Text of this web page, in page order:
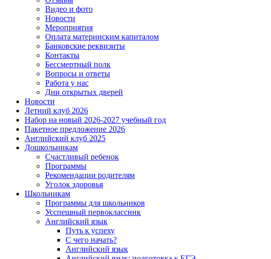
Видео и фото
Новости
Мероприятия
Оплата материнским капиталом
Банковские реквизиты
Контакты
Бессмертный полк
Вопросы и ответы
Работа у нас
Дни открытых дверей
Новости
Летний клуб 2026
Набор на новый 2026-2027 учебный год
Пакетное предложение 2026
Английский клуб 2025
Дошкольникам
Счастливый ребенок
Программы
Рекомендации родителям
Уголок здоровья
Школьникам
Программы для школьников
Усспешный первоклассник
Английский язык
Путь к успеху
С чего начать?
Английский язык